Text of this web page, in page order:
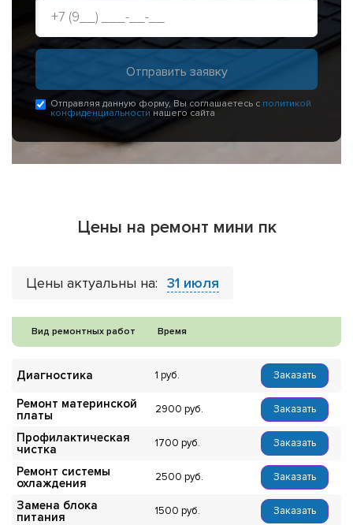
Отправляя данную форму, Вы соглашаетесь с политикой
конфиденциальности нашего сайта
Цены на ремонт мини пк
Цены актуальны на: 31 июля
Вид ремонтных работ Время
Диагностика 1 Заказать
Ремонт материнской
платы
2900 Заказать
Профилактическая
чистка
1700 Заказать
Ремонт системы
охлаждения
2500 Заказать
Замена блока
питания
1500 Заказать